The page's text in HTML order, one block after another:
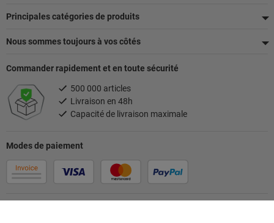
page
Principales catégories de produits
Nous sommes toujours à vos côtés
Modes de paiement
Commander rapidement et en toute sécurité
500 000 articles
Livraison en 48h
Capacité de livraison maximale